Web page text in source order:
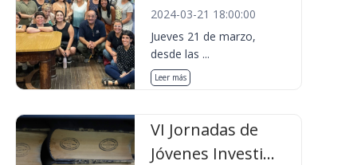
2024-03-21 18:00:00
Jueves 21 de marzo,
desde las ...
Leer más
VI Jornadas de
Jóvenes Investi...